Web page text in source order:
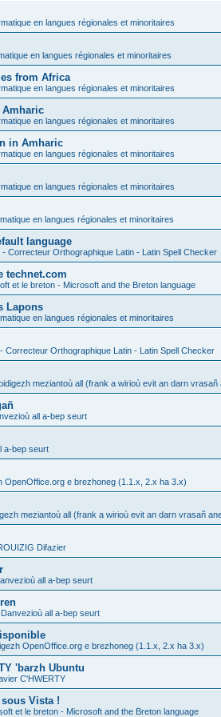
en langues régionales et minoritaires
en langues régionales et minoritaires
from Africa
en langues régionales et minoritaires
Amharic
en langues régionales et minoritaires
in Amharic
en langues régionales et minoritaires
en langues régionales et minoritaires
en langues régionales et minoritaires
language
- Correcteur Orthographique Latin - Latin Spell Checker
technet.com
et le breton - Microsoft and the Breton language
Lapons
en langues régionales et minoritaires
Correcteur Orthographique Latin - Latin Spell Checker
meziantoù all (frank a wirioù evit an darn vrasañ
all a-bep seurt
a-bep seurt
OpenOffice.org e brezhoneg (1.1.x, 2.x ha 3.x)
meziantoù all (frank a wirioù evit an darn vrasañ
Difazier
all a-bep seurt
Danvezioù all a-bep seurt
OpenOffice.org e brezhoneg (1.1.x, 2.x ha 3.x)
'barzh Ubuntu
C'HWERTY
Vista !
et le breton - Microsoft and the Breton language